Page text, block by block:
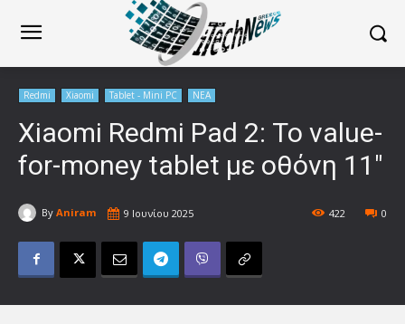
Redmi Xiaomi Tablet - Mini PC ΝΕΑ
Xiaomi Redmi Pad 2: Το value-
for-money tablet με οθόνη 11″
By Aniram 9 Ιουνίου 2025 0
422